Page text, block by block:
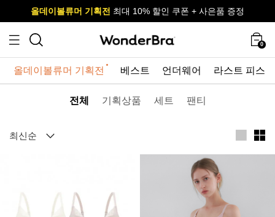
사이즈 무료 교환 서비스
올데이볼류머 기획전 최대 10% 할인 쿠폰 + 사은품 증정
사이즈 무료 교환 서비스
올데이볼류머 기획전 최대 10% 할인 쿠폰 + 사은품 증정
0
올데이볼류머 기획전 베스트 언더웨어 라스트 피스
전체 기획상품 세트 팬티